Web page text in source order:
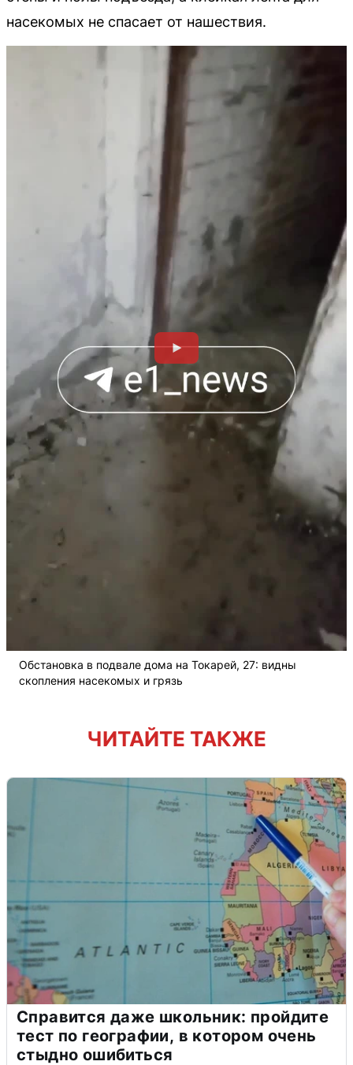
насекомых не спасает от нашествия.
Обстановка в подвале дома на Токарей, 27: видны
скопления насекомых и грязь
ЧИТАЙТЕ ТАКЖЕ
Справится даже школьник: пройдите
тест по географии, в котором очень
стыдно ошибиться